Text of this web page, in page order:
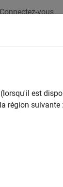
Connectez-vous
How useful was this
est
région suivante :